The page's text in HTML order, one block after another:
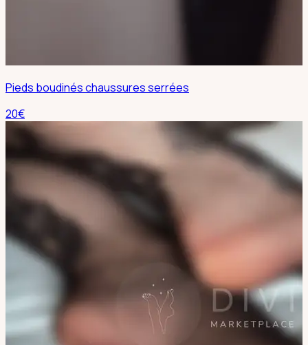
Pieds boudinés chaussures serrées
20€